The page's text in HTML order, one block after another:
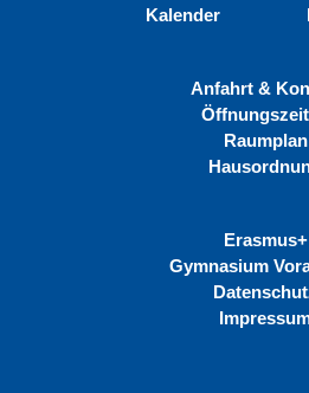
Kalender
Anfahrt &
Raumplan
Erasmus+
Gymnasium